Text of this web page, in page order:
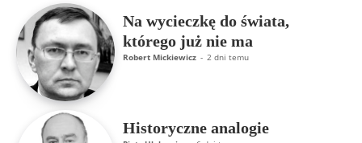
Na wycieczkę do świata,
którego już nie ma
Robert Mickiewicz - 2 dni temu
Historyczne analogie